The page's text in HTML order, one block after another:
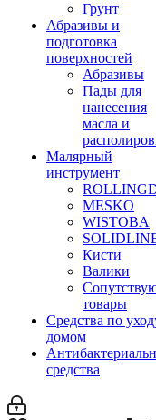
Грунт
Абразивы и
подготовка
поверхностей
Абразивы
Пады для
нанесения
масла и
Малярный
инструмент
MESKO
WISTOBA
Кисти
Валики
товары
Средства по
домом
средства